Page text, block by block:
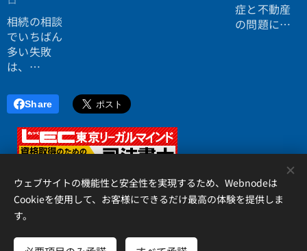
相続の相談
でいちばん
多い失敗
は、
行ったら登
記の話がで
きず、司法
書士に行っ
たら税金が
い」ことで
す。
症と不動産
の問題につ
Share
アイリス国際司法書士・行政書士事務所、 香川県高松市錦町２丁
目１３番７号 松岡ビル２Ｆ 、087-873-2653
ウェブサイトの機能性と安全性を実現するため、Webnodeは
Cookieを使用して、お客様にできるだけ最高の体験を提供しま
す。